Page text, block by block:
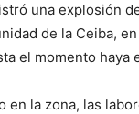
una explosión
de la Ceiba,
el momento haya
la zona, las